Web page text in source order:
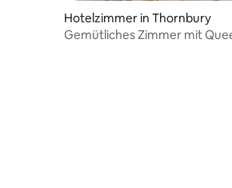
Hotelzimmer in Thornbury
Gemütliches Zimmer mit